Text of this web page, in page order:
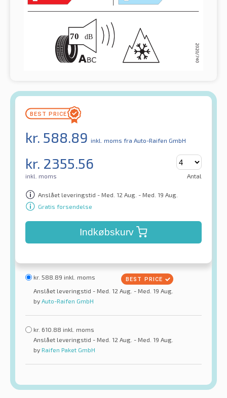
kr. 588.89 inkl. moms fra Auto-Raifen GmbH
kr. 2355.56
inkl. moms Antal
Anslået leveringstid - Med. 12 Aug. - Med. 19 Aug.
Gratis forsendelse
Indkøbskurv
kr. 588.89 inkl. moms
Anslået leveringstid - Med. 12 Aug. - Med. 19 Aug.
by Auto-Raifen GmbH
kr. 610.88 inkl. moms
Anslået leveringstid - Med. 12 Aug. - Med. 19 Aug.
by Raifen Paket GmbH